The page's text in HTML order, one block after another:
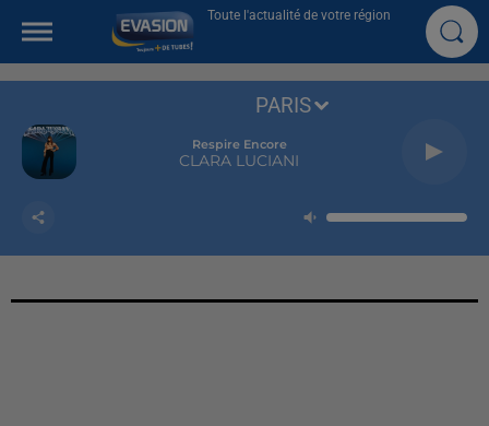
Toute l'actualité de votre région
Respire Encore
CLARA LUCIANI
PARIS